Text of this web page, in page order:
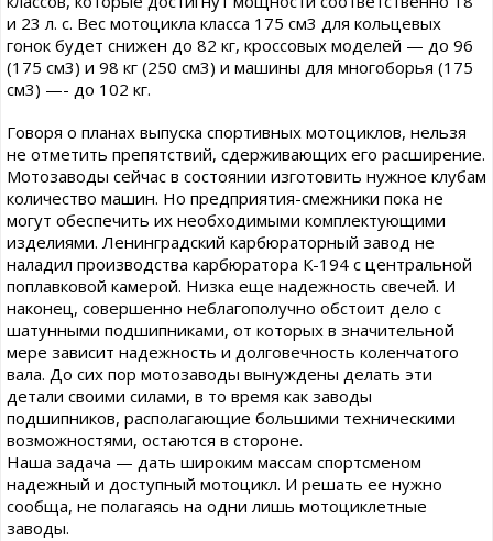
и 23 л. с. Вес мотоцикла класса 175 см3 для кольцевых
гонок будет снижен до 82 кг, кроссовых моделей — до 96
(175 см3) и 98 кг (250 см3) и машины для многоборья (175
см3) —- до 102 кг.
Говоря о планах выпуска спортивных мотоциклов, нельзя
не отметить препятствий, сдерживающих его расширение.
Мотозаводы сейчас в состоянии изготовить нужное клубам
количество машин. Но предприятия-смежники пока не
могут обеспечить их необходимыми комплектующими
изделиями. Ленинградский карбюраторный завод не
наладил производства карбюратора К-194 с центральной
поплавковой камерой. Низка еще надежность свечей. И
наконец, совершенно неблагополучно обстоит дело с
шатунными подшипниками, от которых в значительной
мере зависит надежность и долговечность коленчатого
вала. До сих пор мотозаводы вынуждены делать эти
детали своими силами, в то время как заводы
подшипников, располагающие большими техническими
возможностями, остаются в стороне.
Наша задача — дать широким массам спортсменом
надежный и доступный мотоцикл. И решать ее нужно
сообща, не полагаясь на одни лишь мотоциклетные
заводы.